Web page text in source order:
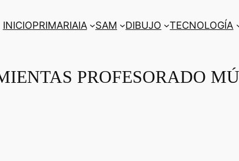
INICIOPRIMARIAIA SAM DIBUJO TECNOLOGÍA
PROFESORADO